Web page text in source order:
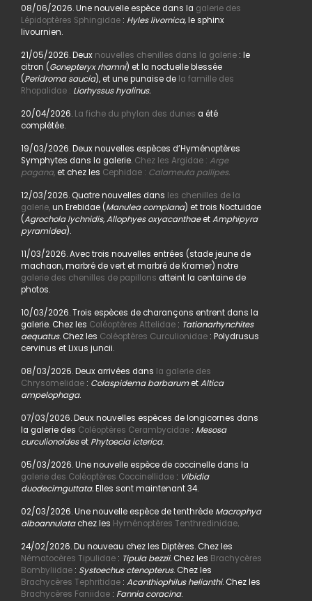
08/06/2026. Une nouvelle espèce dans la galerie des
Lépidoptères Sphingidae: Hyles livornica,le sphinx
livournien.
21/05/2026. Deux nouvelles chenilles dans la galerie : le
citron (Gonepteryx rhamni) et la noctuelle blessée
(Peridroma saucia), et une punaise dela famille des
Rhopalidae : Liorhyssus hyalinus.
20/04/2026. La fiche du phylan des dunes a été
complétée.
19/03/2026. Deux nouvelles espèces d’Hyménoptères
Symphytes dans la galerie. Chez les Argidae : Arge
pagana,et chez les Cephidae : Calameuta pallipes.
12/03/2026. Quatre nouvelles dans les chenilles de la
galerie,un Erebidae (Manulea complana) et trois Noctuidae
(Agrochola lychnidis, Allophyes oxyacanthaeetAmphipyra
pyramidea).
11/03/2026. Avec trois nouvelles entrées (stade jeune de
machaon, marbré de vert et marbré de Kramer) notre
galerie des chenilles de papillons atteint la centaine de
photos.
10/03/2026. Trois espèces de charançons entrent dans la
galerie. Chez les Coléoptères Attelidae: Tatianarhynchites
aequatus. Chez les Coléoptères Curculionidae: Polydrusus
cervinus et Lixus juncii.
08/03/2026. Deux arrivées dans la galerie des
Chrysomelidae: Colaspidema barbarumetAltica
ampelophaga.
07/03/2026. Deux nouvelles espèces de longicornes dans
la galerie des Coléoptères Cerambycidae: Mesosa
curculionoideset Phytoecia icterica.
05/03/2026. Une nouvelle espèce de coccinelle dans la
galerie des Coléoptères Coccinellidae: Vibidia
duodecimguttata.Elles sont maintenant 34.
02/03/2026. Une nouvelle espèce de tenthrède Macrophya
alboannulatachez les Hyménoptères Tenthredinidae.
24/02/2026. Du nouveau chez les Diptères. Chez les
Nématocères Tipulidae: Tipula bezzii. Chez les Brachycères
Bombyliidae: Systoechus ctenopterus. Chez les
Brachycères Tephritidae: Acanthiophilus helianthi. Chez les
Brachycères Faniidae: Fannia coracina.